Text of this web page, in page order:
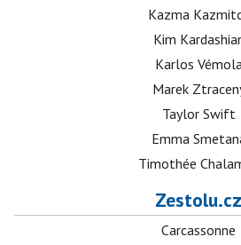
Kazma
Kim
Karlos
Marek
Taylor Swift
Emma
Timothée
Zestolu.cz
Carcassonne